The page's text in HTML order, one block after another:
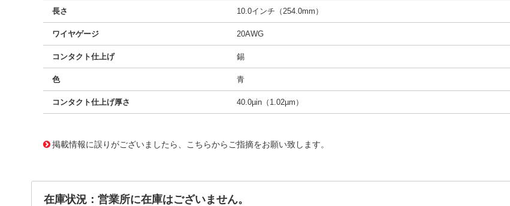
長さ 10.0インチ（254.0mm）
ワイヤゲージ 20AWG
コンタクト仕上げ 錫
色 青
コンタクト仕上げ厚さ 40.0µin（1.02µm）
掲載情報に誤りがございましたら、こちらからご指摘をお願い致します。
在庫状況：営業所に在庫はございません。